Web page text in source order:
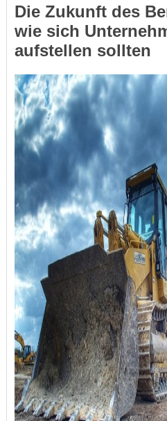
Die Zukunft des
wie sich
aufstellen sollten